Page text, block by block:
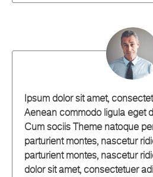
Ipsum dolor sit amet,
Aenean commodo ligula eget
Cum sociis Theme natoque
parturient montes, nascetur
parturient montes, nascetur
dolor sit amet, consectetuer